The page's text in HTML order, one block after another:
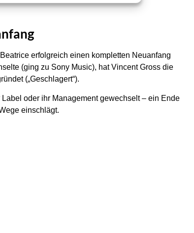
erfolgreich einen kompletten Neuanfang
(ging zu Sony Music), hat Vincent Gross die
(„Geschlagert“).
oder ihr Management gewechselt – ein Ende
einschlägt.